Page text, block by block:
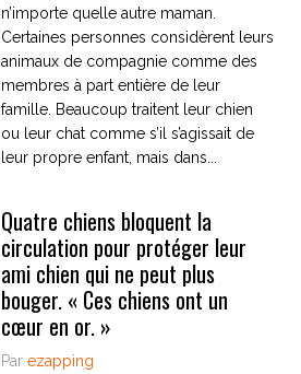
n’importe quelle autre maman.
Certaines personnes considèrent leurs
animaux de compagnie comme des
membres à part entière de leur
famille. Beaucoup traitent leur chien
ou leur chat comme s’il s’agissait de
leur propre enfant, mais dans...
Quatre chiens bloquent la
circulation pour protéger leur
ami chien qui ne peut plus
bouger. « Ces chiens ont un
cœur en or. »
Par ezapping